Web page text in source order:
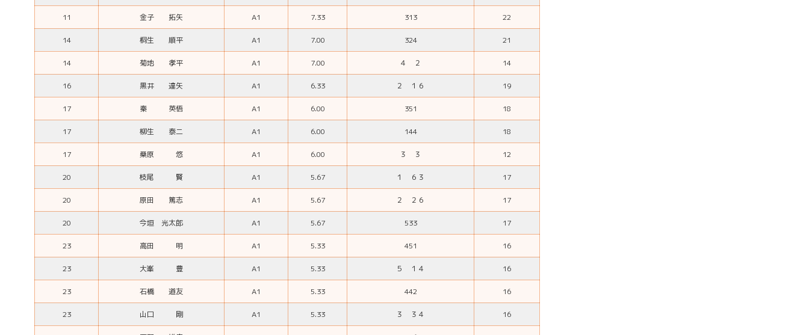
11 金子 拓矢 A1 7.33 313 22
14 桐生 順平 A1 7.00 324 21
14 菊地 孝平 A1 7.00 ４ ２ 14
16 黒井 達矢 A1 6.33 ２ １６ 19
17 秦 英悟 A1 6.00 351 18
17 柳生 泰二 A1 6.00 144 18
17 桑原 悠 A1 6.00 ３ ３ 12
20 枝尾 賢 A1 5.67 １ ６３ 17
20 原田 篤志 A1 5.67 ２ ２６ 17
20 今垣 光太郎 A1 5.67 533 17
23 高田 明 A1 5.33 451 16
23 大峯 豊 A1 5.33 ５ １４ 16
23 石橋 道友 A1 5.33 442 16
23 山口 剛 A1 5.33 ３ ３４ 16